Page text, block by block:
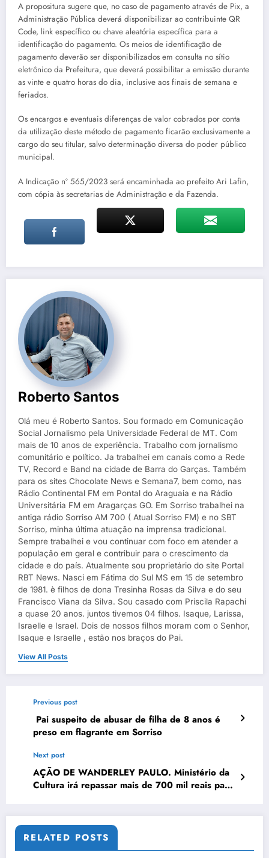
A propositura sugere que, no caso de pagamento através de Pix, a
Administração Pública deverá disponibilizar ao contribuinte QR
Code, link específico ou chave aleatória específica para a
identificação do pagamento. Os meios de identificação de
pagamento deverão ser disponibilizados em consulta no sítio
eletrônico da Prefeitura, que deverá possibilitar a emissão durante
as vinte e quatro horas do dia, inclusive aos finais de semana e
feriados.
Os encargos e eventuais diferenças de valor cobrados por conta
da utilização deste método de pagamento ficarão exclusivamente a
cargo do seu titular, salvo determinação diversa do poder público
municipal.
A Indicação nº 565/2023 será encaminhada ao prefeito Ari Lafin,
com cópia às secretarias de Administração e da Fazenda.
Roberto Santos
Olá meu é Roberto Santos. Sou formado em Comunicação
Social Jornalismo pela Universidade Federal de MT. Com
mais de 10 anos de experiência. Trabalho com jornalismo
comunitário e político. Ja trabalhei em canais como a Rede
TV, Record e Band na cidade de Barra do Garças. Também
para os sites Chocolate News e Semana7, bem como, nas
Rádio Continental FM em Pontal do Araguaia e na Rádio
Universitária FM em Aragarças GO. Em Sorriso trabalhei na
antiga rádio Sorriso AM 700 ( Atual Sorriso FM) e no SBT
Sorriso, minha última atuação na imprensa tradicional.
Sempre trabalhei e vou continuar com foco em atender a
população em geral e contribuir para o crescimento da
cidade e do país. Atualmente sou proprietário do site Portal
RBT News. Nasci em Fátima do Sul MS em 15 de setembro
de 1981. è filhos de dona Tresinha Rosas da Silva e do seu
Francisco Viana da Silva. Sou casado com Priscila Rapachi
a quase 20 anos. juntos tivemos 04 filhos. Isaque, Larissa,
Israelle e Israel. Dois de nossos filhos moram com o Senhor,
Isaque e Israelle , estão nos braços do Pai.
View All Posts
Previous post
Pai suspeito de abusar de filha de 8 anos é
preso em flagrante em Sorriso
Next post
AÇÃO DE WANDERLEY PAULO. Ministério da
Cultura irá repassar mais de 700 mil reais para
RELATED POSTS